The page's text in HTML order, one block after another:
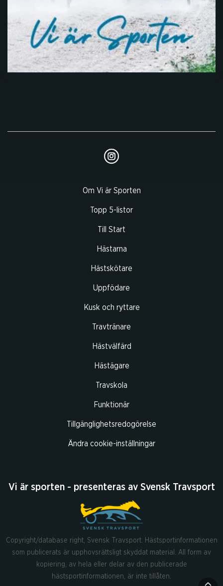
Om Vi är Sporten
Topp 5-listor
Till Start
Hästarna
Hästskötare
Uppfödare
Kusk och ryttare
Travtränare
Hästvälfärd
Hästägare
Travskola
Funktionär
Tillgänglighetsredogörelse
Ändra cookie-inställningar
Vi är sporten - presenteras av Svensk Travsport
Copyright/database right, Svensk Travsport. Hästsportinformationen
som publicerats är upphovsrättsligt skyddat material. All form av
kopiering, av hela eller delar av den publicerade
hästsportinformationen, är inte tillåten.